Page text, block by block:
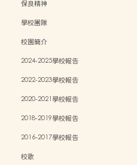
保良精神
學校團隊
校園簡介
2024-2025學校報告
2022-2023學校報告
2020-2021學校報告
2018-2019學校報告
2016-2017學校報告
校歌